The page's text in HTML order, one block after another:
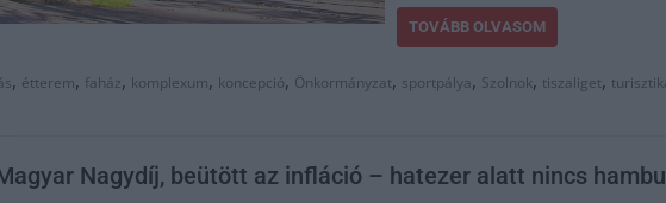
TOVÁBB OLVASOM
, étterem, faház, komplexum, koncepció, Önkormányzat, sportpálya, Szolnok, tiszaliget,
Nagydíj, beütött az infláció – hatezer alatt nincs